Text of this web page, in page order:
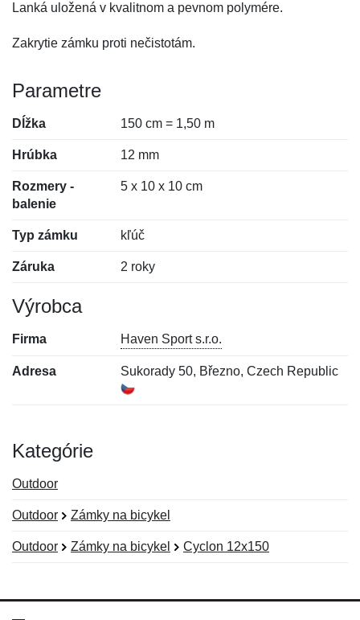
Lanká uložená v kvalitnom a pevnom polymére.
Zakrytie zámku proti nečistotám.
Parametre
Dĺžka 150 cm = 1,50 m
Hrúbka 12 mm
Rozmery -
balenie
5 x 10 x 10 cm
Typ zámku kľúč
Záruka 2 roky
Výrobca
Firma Haven Sport s.r.o.
Adresa Sukorady 50, Březno, Czech Republic
Kategórie
Outdoor
Outdoor Zámky na bicykel
Outdoor Zámky na bicykel Cyclon 12x150
Hodnotenie:
Meno: